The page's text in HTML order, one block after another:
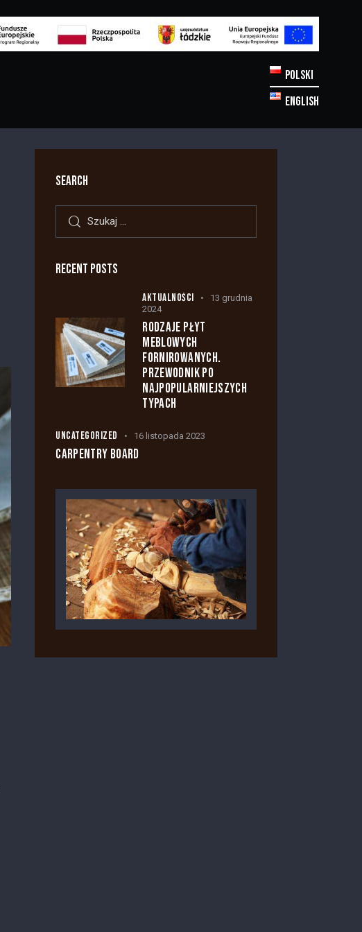
POLSKI
ENGLISH
SEARCH
RECENT POSTS
AKTUALNOŚCI
13 grudnia
2024
RODZAJE PŁYT
MEBLOWYCH
FORNIROWANYCH.
PRZEWODNIK PO
NAJPOPULARNIEJSZYCH
TYPACH
UNCATEGORIZED 16 listopada 2023
CARPENTRY BOARD